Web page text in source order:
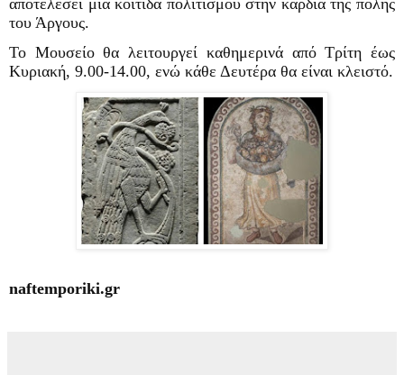
του Άργους.
Το Μουσείο θα λειτουργεί καθημερινά από Τρίτη έως
Κυριακή, 9.00-14.00, ενώ κάθε Δευτέρα θα είναι κλειστό.
naftemporiki.gr